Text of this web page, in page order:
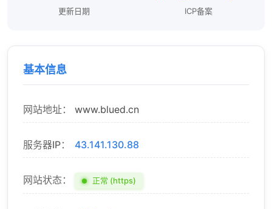
更新日期
ICP备案
基本信息
网站地址： www.blued.cn
服务器IP： 43.141.130.88
网站状态： 正常 (https)